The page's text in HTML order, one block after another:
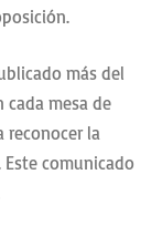
más del
cada mesa de
reconocer la
comunicado